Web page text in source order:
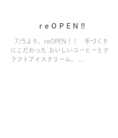
r e O P E N !!
7/5より、reOPEN！！ 手づくり
にこだわった おいしいコーヒーとク
ラフトアイスクリーム。 ...